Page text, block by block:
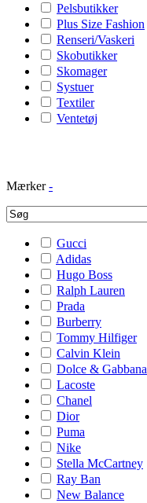
Pelsbutikker
Plus Size Fashion
Renseri/Vaskeri
Skobutikker
Skomager
Systuer
Textiler
Ventetøj
Mærker -
Gucci
Adidas
Hugo Boss
Ralph Lauren
Prada
Burberry
Tommy Hilfiger
Calvin Klein
Dolce & Gabbana
Lacoste
Chanel
Dior
Puma
Nike
Stella McCartney
Ray Ban
New Balance